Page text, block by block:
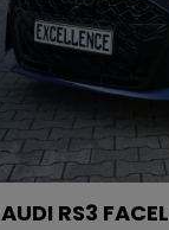
AUDI RS3